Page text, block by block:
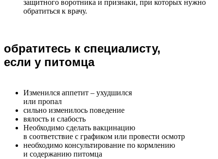
защитного воротника и признаки, при которых нужно
обратиться к врачу.
обратитесь к специалисту,
если у питомца
Изменился аппетит – ухудшился
или пропал
сильно изменилось поведение
вялость и слабость
Необходимо сделать вакцинацию
в соответствие с графиком или провести осмотр
необходимо консультирование по кормлению
и содержанию питомца